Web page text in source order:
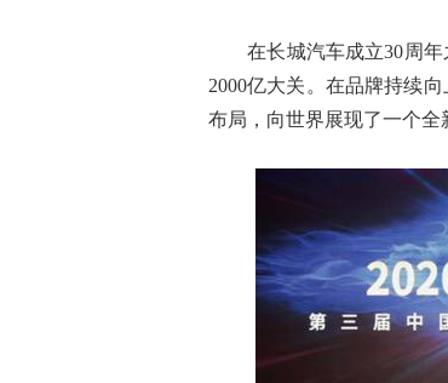
在长城汽车成立30周年
2000亿大关。在品牌持续
布局，向世界展现了一个全